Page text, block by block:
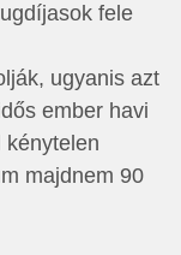
fele
ugyanis azt
ember havi
kénytelen
majdnem 90